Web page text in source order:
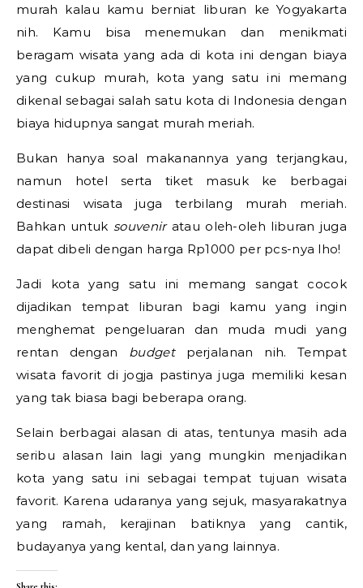
murah kalau kamu berniat liburan ke Yogyakarta
nih. Kamu bisa menemukan dan menikmati
beragam wisata yang ada di kota ini dengan biaya
yang cukup murah, kota yang satu ini memang
dikenal sebagai salah satu kota di Indonesia dengan
biaya hidupnya sangat murah meriah.
Bukan hanya soal makanannya yang terjangkau,
namun hotel serta tiket masuk ke berbagai
destinasi wisata juga terbilang murah meriah.
Bahkan untuk souvenir atau oleh-oleh liburan juga
dapat dibeli dengan harga Rp1000 per pcs-nya lho!
Jadi kota yang satu ini memang sangat cocok
dijadikan tempat liburan bagi kamu yang ingin
menghemat pengeluaran dan muda mudi yang
rentan dengan budget perjalanan nih. Tempat
wisata favorit di jogja pastinya juga memiliki kesan
yang tak biasa bagi beberapa orang.
Selain berbagai alasan di atas, tentunya masih ada
seribu alasan lain lagi yang mungkin menjadikan
kota yang satu ini sebagai tempat tujuan wisata
favorit. Karena udaranya yang sejuk, masyarakatnya
yang ramah, kerajinan batiknya yang cantik,
budayanya yang kental, dan yang lainnya.